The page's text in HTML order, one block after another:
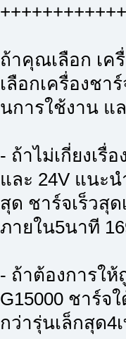
ถ้าคุณเลือก เค
เลือกเครื่องชา
นการใช้งาน แ
- ถ้าไม่เกี่ยงเรื่
และ 24V แนะ
สุด ชาร์จเร็วสุ
ภายใน5นาที
- ถ้าต้องการให้
G15000 ชาร์จ
กว่ารุ่นเล็กสุด4